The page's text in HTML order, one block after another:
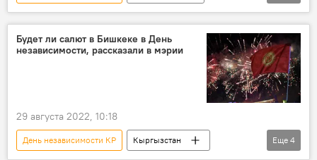
Чункурчак
салбурун
лук
турнир
Будет ли салют в Бишкеке в День
независимости, рассказали в мэрии
29 августа 2022, 10:18
День независимости КР
Кыргызстан
Еще 4